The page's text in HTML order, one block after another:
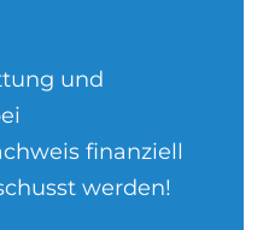
und
finanziell
werden!